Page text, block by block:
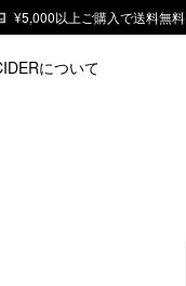
¥5,000以上ご購入で送料無料
について